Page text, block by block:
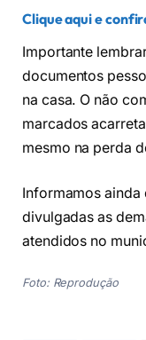
Clique aqui e
Importante
documentos
na casa. O não
marcados
mesmo na perda
Informamos ainda
divulgadas as
atendidos no
Foto: Reprodução